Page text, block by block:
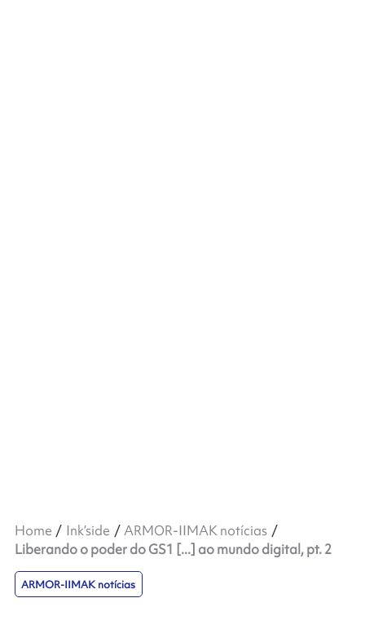
Home Ink’side
ARMOR-IIMAK notícias
Liberando o poder do GS1 [...] ao mundo digital, pt. 2
ARMOR-IIMAK notícias